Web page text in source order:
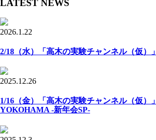
LATEST NEWS
2026.1.22
2/18（水）「高木の実験チャンネル（仮）
2025.12.26
1/16（金）「高木の実験チャンネル（仮
YOKOHAMA -新年会SP-